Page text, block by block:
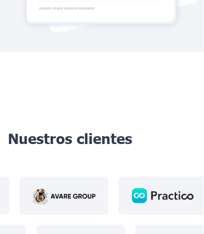
Nuestros clientes